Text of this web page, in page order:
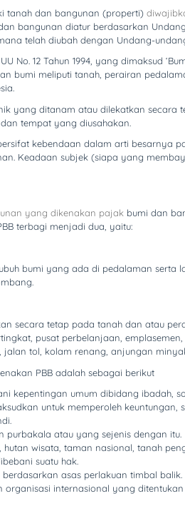
tanah dan bangunan (properti)
bangunan diatur berdasarkan
telah diubah dengan Undang-
No. 12 Tahun 1994, yang dimaksud
bumi meliputi tanah, perairan
yang ditanam atau dilekatkan
tempat yang diusahakan.
kebendaan dalam arti besarnya
Keadaan subjek (siapa yang
yang dikenakan pajak bumi dan
terbagi menjadi dua, yaitu:
bumi yang ada di pedalaman serta
secara tetap pada tanah dan atau
pusat perbelanjaan,
tol, kolam renang, anjungan
PBB adalah sebagai berikut
kepentingan umum dibidang ibadah,
untuk memperoleh keuntungan,
purbakala atau yang sejenis dengan itu.
hutan wisata, taman nasional, tanah
suatu hak.
asas perlakuan timbal balik.
internasional yang ditentukan